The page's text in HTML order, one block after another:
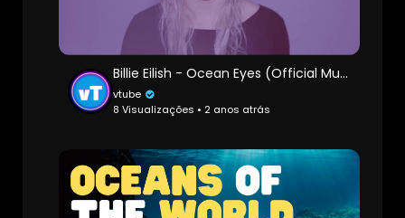
Billie Eilish - Ocean Eyes (Official Music Video)
vtube
8 Visualizações • 2 anos atrás